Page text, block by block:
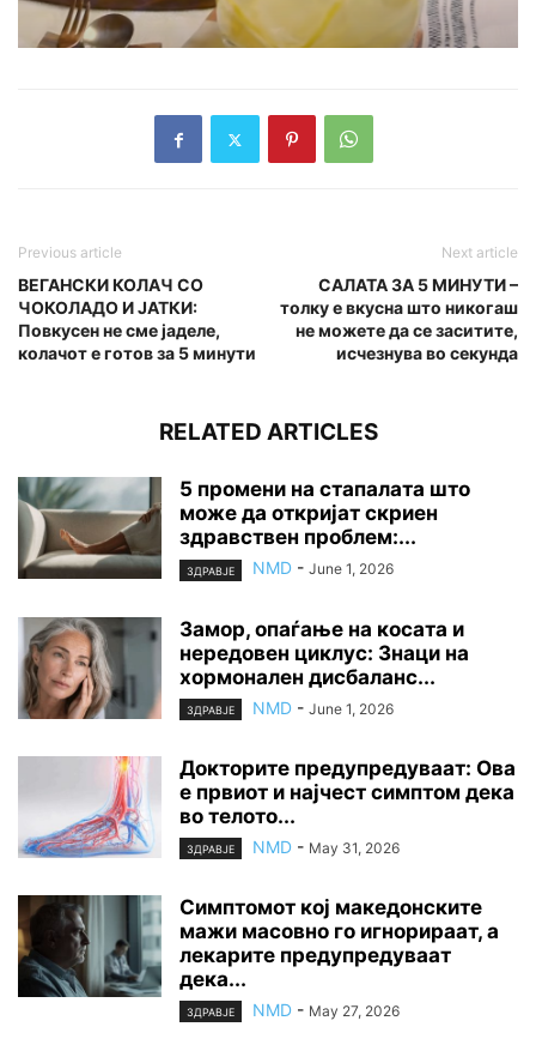
Previous article
ВЕГАНСКИ КОЛАЧ СО
ЧОКОЛАДО И ЈАТКИ:
Повкусен не сме јаделе,
колачот е готов за 5 минути
Next article
САЛАТА ЗА 5 МИНУТИ –
толку е вкусна што никогаш
не можете да се заситите,
исчезнува во секунда
RELATED ARTICLES
5 промени на стапалата што
може да откријат скриен
здравствен проблем:...
ЗДРАВЈЕ NMD - June 1, 2026
Замор, опаѓање на косата и
нередовен циклус: Знаци на
хормонален дисбаланс...
ЗДРАВЈЕ NMD - June 1, 2026
Докторите предупредуваат: Ова
е првиот и најчест симптом дека
во телото...
ЗДРАВЈЕ NMD - May 31, 2026
Симптомот кој македонските
мажи масовно го игнорираат, а
лекарите предупредуваат
дека...
ЗДРАВЈЕ NMD - May 27, 2026